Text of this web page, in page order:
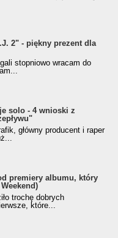
2" - piękny prezent dla
stopniowo wracam do
solo - 4 wnioski z
główny producent i raper
premiery albumu, który
trochę dobrych
które...